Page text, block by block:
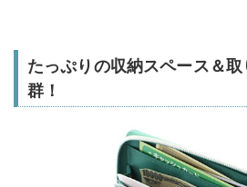
たっぷりの収納スペース＆
群！